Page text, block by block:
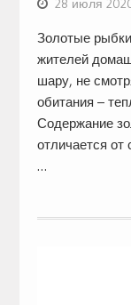
28 июля
Золотые
жителей
шару, не
обитания –
Содержание
отличается от
…